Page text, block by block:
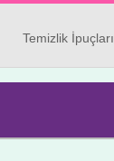
Temizlik İpuçları